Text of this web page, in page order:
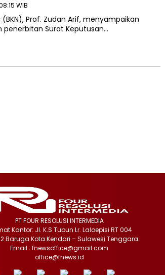
WIB
(BKN), Prof. Zudan Arif, menyampaikan
penerbitan Surat Keputusan…
PT FOUR RESOLUSI INTERMEDIA
Kantor: Jl. K.S Tubun Lr. Laloepisi RT 004
Baruga Kota Kendari – Sulawesi Tenggara
Email : fnewsoffice@gmail.com
office@fnews.id